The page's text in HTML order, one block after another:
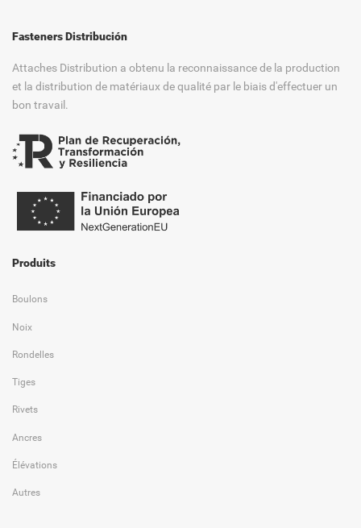
Fasteners Distribución
Attaches Distribution a obtenu la reconnaissance de la production
et la distribution de matériaux de qualité par le biais d'effectuer un
bon travail.
Produits
Boulons
Noix
Rondelles
Tiges
Rivets
Ancres
Élévations
Autres